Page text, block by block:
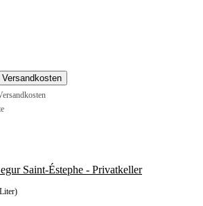
Saint-Éstephe - Privatkeller